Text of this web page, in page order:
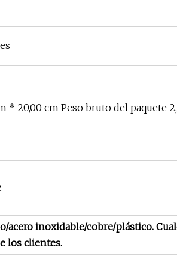
* 20,00 cm Peso bruto del paquete
acero inoxidable/cobre/plástico.
los clientes.